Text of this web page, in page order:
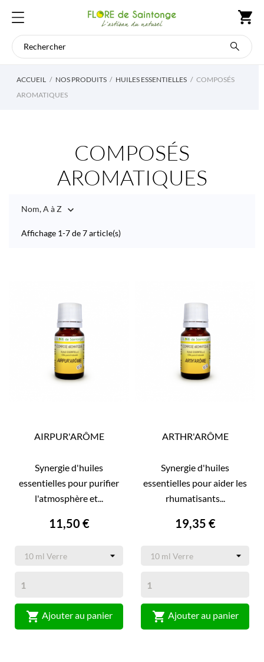
ACCUEIL NOS PRODUITS HUILES ESSENTIELLES
COMPOSÉS
AROMATIQUES
COMPOSÉS
AROMATIQUES
Nom, A à Z 
Affichage 1-7 de 7 article(s)
AIRPUR'ARÔME
Synergie d'huiles
essentielles pour purifier
l'atmosphère et...
11,50 €
 Ajouter au panier
ARTHR'ARÔME
Synergie d'huiles
essentielles pour aider les
rhumatisants...
19,35 €
 Ajouter au panier